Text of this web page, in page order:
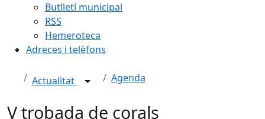
Butlletí municipal
RSS
Hemeroteca
Adreces i telèfons
Actualitat Agenda
V trobada de corals